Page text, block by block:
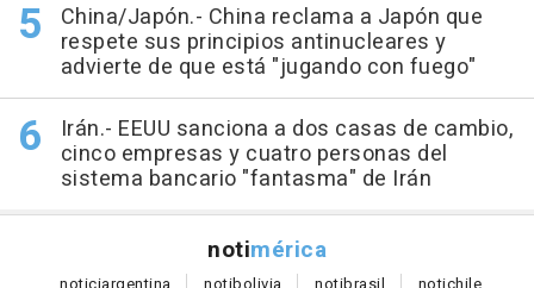
China/Japón.- China reclama a Japón que
respete sus principios antinucleares y
advierte de que está "jugando con fuego"
Irán.- EEUU sanciona a dos casas de cambio,
cinco empresas y cuatro personas del
sistema bancario "fantasma" de Irán
notimérica